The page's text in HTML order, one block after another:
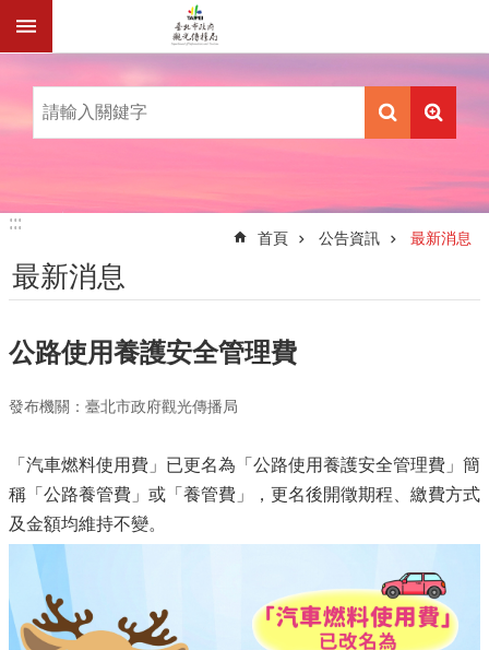
跳到主要內容區塊
:::
:::
首頁 公告資訊 最新消息
最新消息
公路使用養護安全管理費
發布機關：臺北市政府觀光傳播局
「汽車燃料使用費」已更名為「公路使用養護安全管理費」簡
稱「公路養管費」或「養管費」，更名後開徵期程、繳費方式
及金額均維持不變。